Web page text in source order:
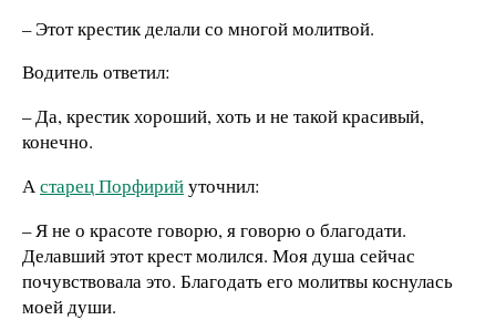
– Этот крестик делали со многой молитвой.
Водитель ответил:
– Да, крестик хороший, хоть и не такой красивый,
конечно.
Астарец Порфирийуточнил:
– Я не о красоте говорю, я говорю о благодати.
Делавший этот крест молился. Моя душа сейчас
почувствовала это. Благодать его молитвы коснулась
моей души.